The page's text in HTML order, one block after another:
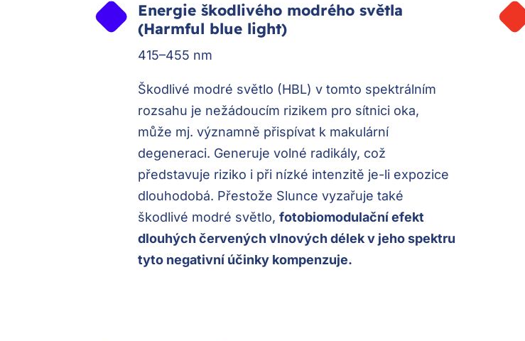
Energie škodlivého modrého světla
(Harmful blue light)
415–455 nm
Škodlivé modré světlo (HBL) v tomto spektrálním
rozsahu je nežádoucím rizikem pro sítnici oka,
může mj. významně přispívat k makulární
degeneraci. Generuje volné radikály, což
představuje riziko i při nízké intenzitě je-li expozice
dlouhodobá. Přestože Slunce vyzařuje také
škodlivé modré světlo,fotobiomodulační efekt
dlouhých červených vlnových délek v jeho spektru
tyto negativní účinky kompenzuje.